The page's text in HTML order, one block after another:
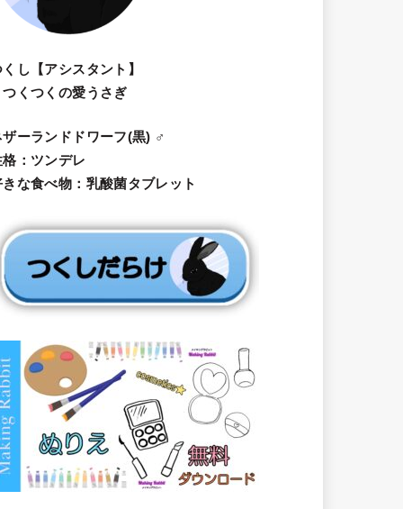
くし【アシスタント】
つくつくの愛うさぎ
ザーランドドワーフ(黒) ♂
格：ツンデレ
きな食べ物：乳酸菌タブレット